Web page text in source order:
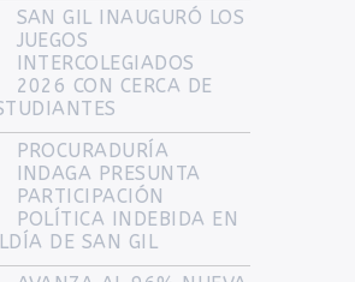
SAN GIL INAUGURÓ LOS
JUEGOS
INTERCOLEGIADOS
2026 CON CERCA DE
PROCURADURÍA
INDAGA PRESUNTA
PARTICIPACIÓN
POLÍTICA INDEBIDA EN
DE SAN GIL